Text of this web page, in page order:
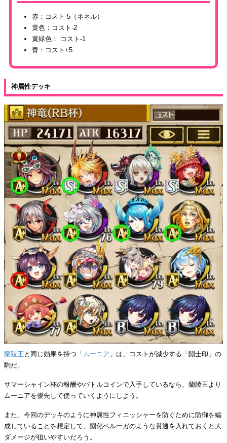
赤：コスト-5（ネネル）
黄色：コスト-2
黄緑色： コスト-1
青：コスト+5
神属性デッキ
蘭陵王 と同じ効果を持つ「 ムーニア 」は、コストが減少する「闘士印」の
駒だ。
サマーシャイン杯の報酬やバトルコインで入手しているなら、蘭陵王より
ムーニアを優先して使っていくようにしよう。
また、今回のデッキのように神属性フィニッシャーを防ぐために防御を編
成していることを想定して、闘化ベルーガのような貫通を入れておくと大
ダメージが狙いやすいだろう。